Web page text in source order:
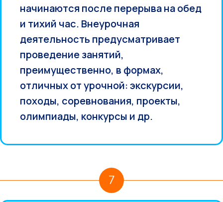
начинаются после перерыва на обед
и тихий час. Внеурочная
деятельность предусматривает
проведение занятий,
преимущественно, в формах,
отличных от урочной: экскурсии,
походы, соревнования, проекты,
олимпиады, конкурсы и др.
7